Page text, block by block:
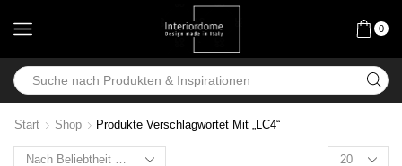
0
Start Shop Produkte Verschlagwortet Mit „LC4“